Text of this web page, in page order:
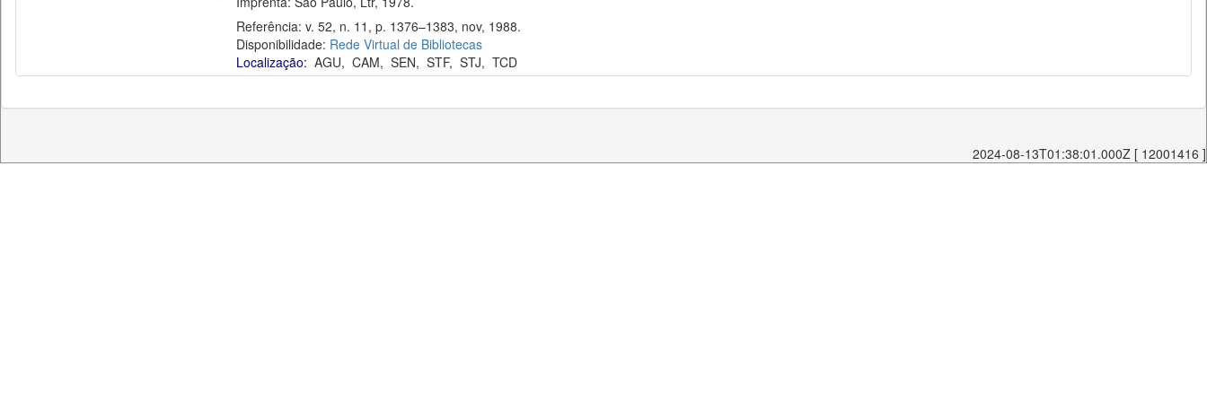
Referência: v. 52, n. 11, p. 1376–1383, nov, 1988.
Disponibilidade: Rede Virtual de Bibliotecas
Localização: AGU, CAM, SEN, STF, STJ, TCD
2024-08-13T01:38:01.000Z [ 12001416 ]